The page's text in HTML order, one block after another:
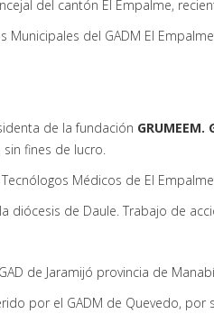
del cantón El Empalme,
Municipales del GADM El
de la fundación GRUMEEM.
fines de lucro.
Médicos de El
diócesis de Daule. Trabajo de
de Jaramijó provincia de
por el GADM de Quevedo,